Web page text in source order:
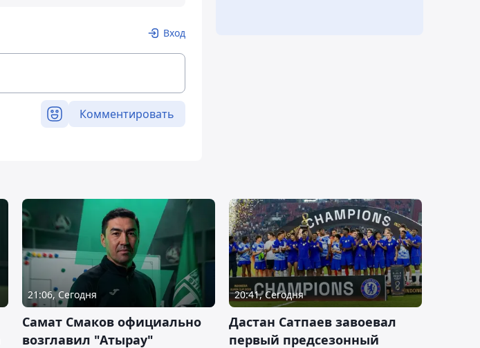
Вход
Комментировать
21:06, Сегодня
Самат Смаков официально
возглавил "Атырау"
20:41, Сегодня
Дастан Сатпаев завоевал
первый предсезонный